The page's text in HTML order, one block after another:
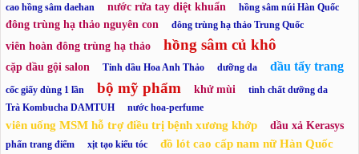
cao hồng sâm daehan nước rửa tay diệt khuẩn hồng sâm núi Hàn Quốc
đông trùng hạ thảo nguyên con đông trùng hạ thảo Trung Quốc
viên hoàn đông trùng hạ thảo hồng sâm củ khô
cặp dầu gội salon Tinh dầu Hoa Anh Thảo dưỡng da dầu tẩy trang
cốc giấy dùng 1 lần bộ mỹ phẩm khử mùi
tinh chất dưỡng da
Trà Kombucha DAMTUH
nước hoa-perfume
viên uống MSM hỗ trợ điều trị bệnh xương khớp dầu xả Kerasys
phấn trang điểm xịt tạo kiểu tóc đồ lót cao cấp nam nữ Hàn Quốc